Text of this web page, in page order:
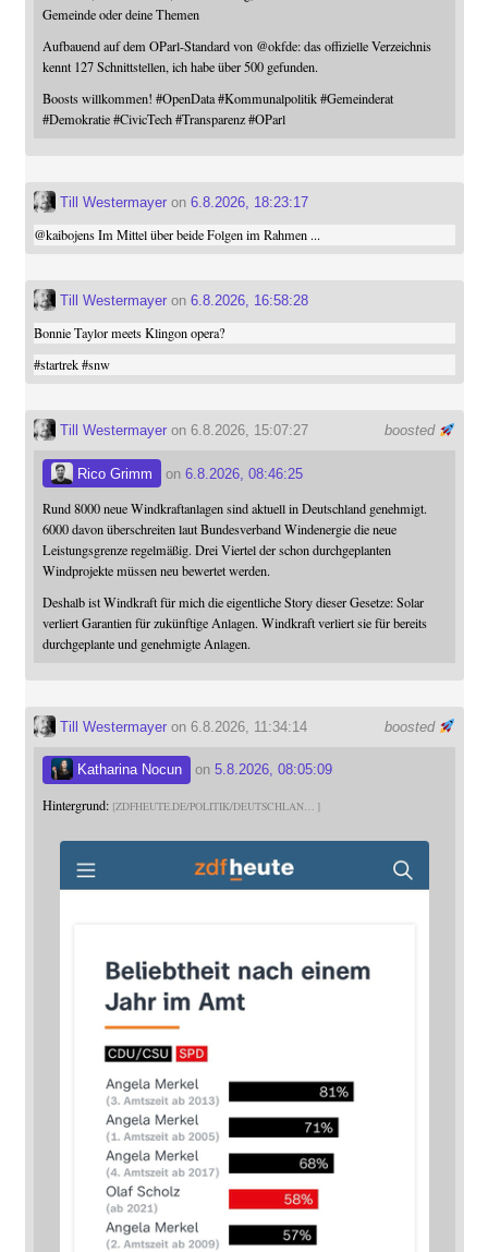
Gemeinde oder deine Themen
Aufbauend auf dem OParl-Standard von @okfde: das offizielle Verzeichnis
kennt 127 Schnittstellen, ich habe über 500 gefunden.
Boosts willkommen! #OpenData #Kommunalpolitik #Gemeinderat
#Demokratie #CivicTech #Transparenz #OParl
Till Westermayeron 6.8.2026, 18:23:17
@kaibojensIm Mittel über beide Folgen im Rahmen ...
Till Westermayeron 6.8.2026, 16:58:28
Bonnie Taylor meets Klingon opera?
#startrek #snw
boosted
Till Westermayeron 6.8.2026, 15:07:27
Rico Grimm on 6.8.2026, 08:46:25
Rund 8000 neue Windkraftanlagen sind aktuell in Deutschland genehmigt.
6000 davon überschreiten laut Bundesverband Windenergie die neue
Leistungsgrenze regelmäßig. Drei Viertel der schon durchgeplanten
Windprojekte müssen neu bewertet werden.
Deshalb ist Windkraft für mich die eigentliche Story dieser Gesetze: Solar
verliert Garantien für zukünftige Anlagen. Windkraft verliert sie für bereits
durchgeplante und genehmigte Anlagen.
boosted
Till Westermayeron 6.8.2026, 11:34:14
Katharina Nocun on 5.8.2026, 08:05:09
Hintergrund: ZDFHEUTE.DE/POLITIK/DEUTSCHLAN